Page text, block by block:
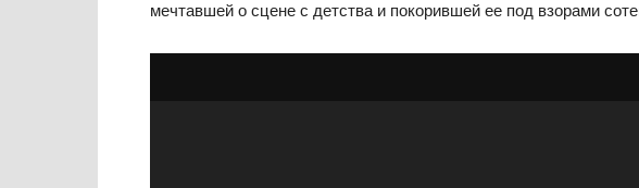
мечтавшей о сцене с детства и покорившей ее под взорами